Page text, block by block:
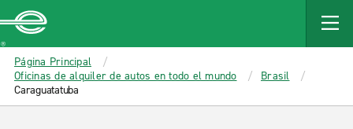
MAIN
CONTENT
Enterprise
Página Principal
Oficinas de alquiler de autos en todo el mundo
Brasil
Caraguatatuba